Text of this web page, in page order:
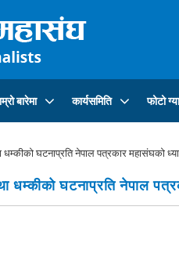
बारेमा कार्यसमिति फोटो
धम्कीको घटनाप्रति नेपाल पत्रकार महासंघको
धम्कीको घटनाप्रति नेपाल